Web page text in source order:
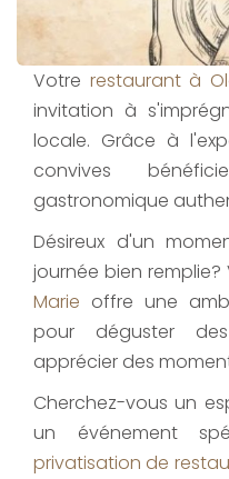
Votre restaurant à
invitation à
locale. Grâce à
convives
gastronomique
Désireux d'un
journée bien remplie?
Marie offre une
pour déguster
apprécier des
Cherchez-vous un
un événement
privatisation de